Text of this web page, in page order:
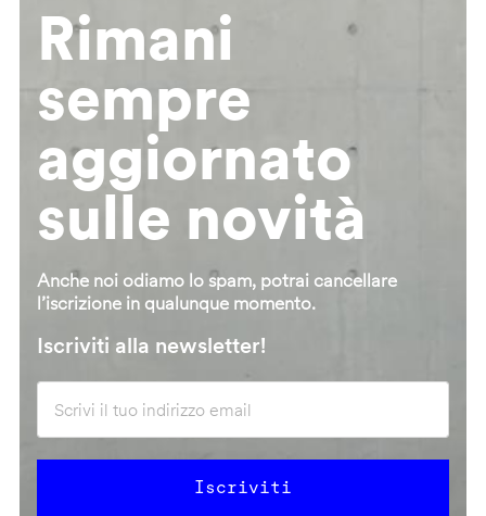
Rimani
sempre
aggiornato
sulle novità
Anche noi odiamo lo spam, potrai cancellare
l’iscrizione in qualunque momento.
Iscriviti alla newsletter!